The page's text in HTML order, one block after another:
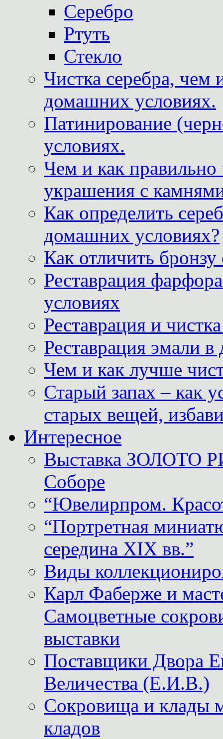
Серебро
Ртуть
Стекло
Чистка серебра, чем
домашних условиях.
Патинирование
условиях.
Чем и как
украшения с
Как определить
домашних условиях?
Как отличить
Реставрация
условиях
Реставрация и
Реставрация эмали
Чем и как лучше
Старый запах – как
старых вещей,
Интересное
Выставка ЗОЛОТО
Соборе
“Ювелирпром.
“Портретная
середина XIX вв.”
Виды
Карл Фаберже и
Самоцветные
выставки
Поставщики
Величества (Е.И.В.)
Сокровища и клады
кладов